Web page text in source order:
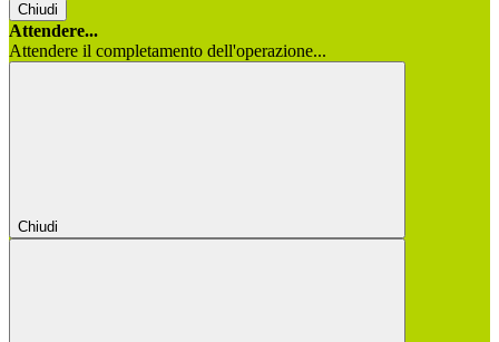
Chiudi
Attendere...
Attendere il completamento dell'operazione...
Chiudi